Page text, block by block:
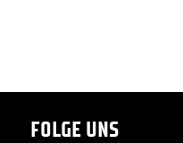
FOLGE UNS